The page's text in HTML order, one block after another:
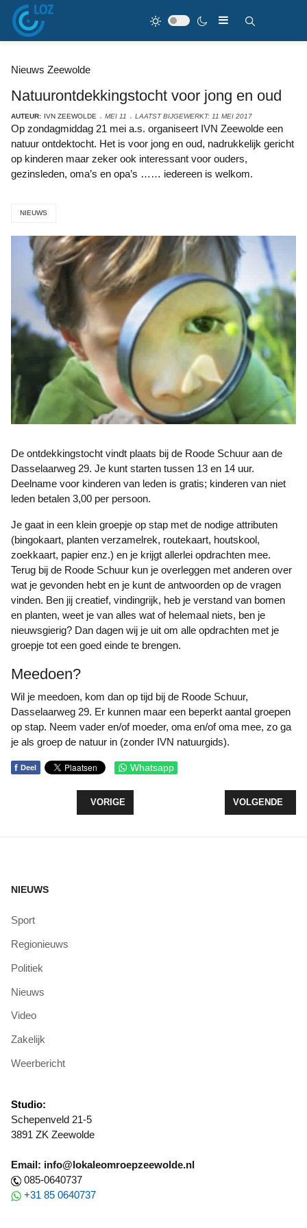
Nieuws Zeewolde
Natuurontdekkingstocht voor jong en oud
AUTEUR: IVN ZEEWOLDE MEI 11 LAATST BIJGEWERKT: 11 MEI 2017
Op zondagmiddag 21 mei a.s. organiseert IVN Zeewolde een
natuur ontdektocht. Het is voor jong en oud, nadrukkelijk gericht
op kinderen maar zeker ook interessant voor ouders,
gezinsleden, oma’s en opa’s …… iedereen is welkom.
NIEUWS
De ontdekkingstocht vindt plaats bij de Roode Schuur aan de
Dasselaarweg 29. Je kunt starten tussen 13 en 14 uur.
Deelname voor kinderen van leden is gratis; kinderen van niet
leden betalen 3,00 per persoon.
Je gaat in een klein groepje op stap met de nodige attributen
(bingokaart, planten verzamelrek, routekaart, houtskool,
zoekkaart, papier enz.) en je krijgt allerlei opdrachten mee.
Terug bij de Roode Schuur kun je overleggen met anderen over
wat je gevonden hebt en je kunt de antwoorden op de vragen
vinden. Ben jij creatief, vindingrijk, heb je verstand van bomen
en planten, weet je van alles wat of helemaal niets, ben je
nieuwsgierig? Dan dagen wij je uit om alle opdrachten met je
groepje tot een goed einde te brengen.
Meedoen?
Wil je meedoen, kom dan op tijd bij de Roode Schuur,
Dasselaarweg 29. Er kunnen maar een beperkt aantal groepen
op stap. Neem vader en/of moeder, oma en/of oma mee, zo ga
je als groep de natuur in (zonder IVN natuurgids).
f Deel Whatsapp
VORIG ARTIKEL: OPENDAG GEMEENTE
VORIGE VOLGENDE
VOLGENDE
NIEUWS
Sport
Regionieuws
Politiek
Nieuws
Video
Zakelijk
Weerbericht
Studio:
Schepenveld 21-5
3891 ZK Zeewolde
Email: info@lokaleomroepzeewolde.nl
085-0640737
+31 85 0640737